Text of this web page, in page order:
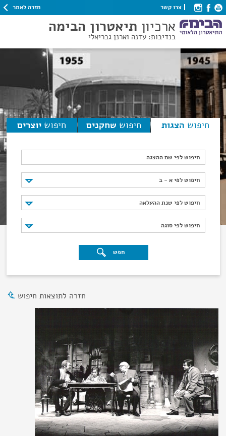
צרו קשר חזרה לאתר
ארכיון תיאטרון הבימה
בנדיבות: עדנה וארנן גבריאלי
חיפוש הצגות חיפוש שחקנים חיפוש יוצרים
חיפוש לפי שם ההצגה
חיפוש לפי א - ב
חיפוש לפי א - ב
חיפוש לפי שנת ההעלאה
חיפוש לפי שנת ההעלאה
חיפוש לפי סוגה
חיפוש לפי סוגה
חפש
חזרה לתוצאות חיפוש